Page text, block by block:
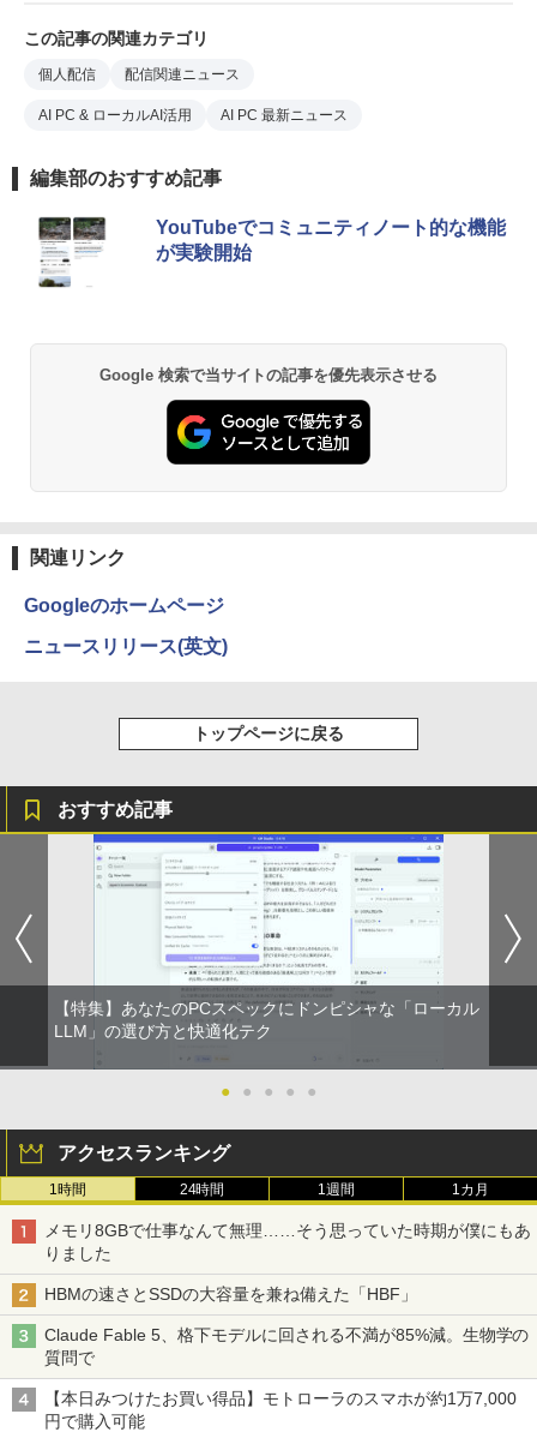
この記事の関連カテゴリ
個人配信 配信関連ニュース
AI PC & ローカルAI活用 AI PC 最新ニュース
編集部のおすすめ記事
YouTubeでコミュニティノート的な機能
が実験開始
Google 検索で当サイトの記事を優先表示させる
関連リンク
Googleのホームページ
ニュースリリース(英文)
トップページに戻る
おすすめ記事
【特集】あなたのPCスペックにドンピシャな「ローカル
LLM」の選び方と快適化テク
● ● ● ● ●
アクセスランキング
1時間 24時間 1週間 1カ月
メモリ8GBで仕事なんて無理……そう思っていた時期が僕にもあ
りました
HBMの速さとSSDの大容量を兼ね備えた「HBF」
Claude Fable 5、格下モデルに回される不満が85%減。生物学の
質問で
【本日みつけたお買い得品】モトローラのスマホが約1万7,000
円で購入可能